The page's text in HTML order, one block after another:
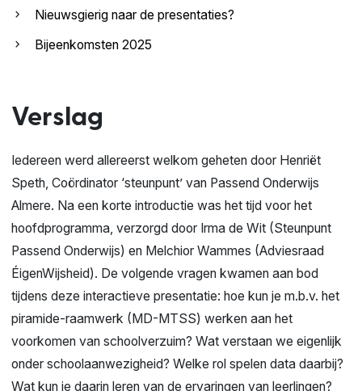
Nieuwsgierig naar de presentaties?
Bijeenkomsten 2025
Verslag
Iedereen werd allereerst welkom geheten door Henriët
Speth, Coördinator ‘steunpunt’ van Passend Onderwijs
Almere. Na een korte introductie was het tijd voor het
hoofdprogramma, verzorgd door Irma de Wit (Steunpunt
Passend Onderwijs) en Melchior Wammes (Adviesraad
ÉigenWijsheid). De volgende vragen kwamen aan bod
tijdens deze interactieve presentatie: hoe kun je m.b.v. het
piramide-raamwerk (MD-MTSS) werken aan het
voorkomen van schoolverzuim? Wat verstaan we eigenlijk
onder schoolaanwezigheid? Welke rol spelen data daarbij?
Wat kun je daarin leren van de ervaringen van leerlingen?